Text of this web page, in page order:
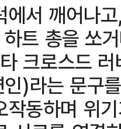
에서 깨어나
트 총을 쏘
크로스드
)라는 문구
작동하며 위